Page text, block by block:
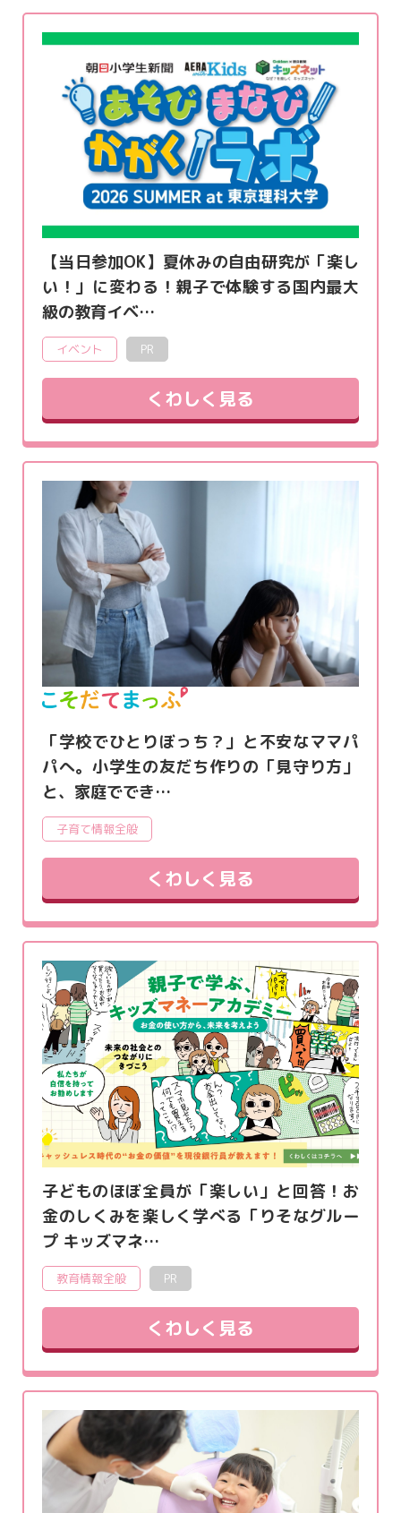
【当日参加OK】夏休みの自由研究が「楽し
い！」に変わる！親子で体験する国内最大
級の教育イベ…
イベント PR
くわしく見る
「学校でひとりぼっち？」と不安なママパ
パへ。小学生の友だち作りの「見守り方」
と、家庭ででき…
子育て情報全般
くわしく見る
子どものほぼ全員が「楽しい」と回答！お
金のしくみを楽しく学べる「りそなグルー
プ キッズマネ…
教育情報全般 PR
くわしく見る